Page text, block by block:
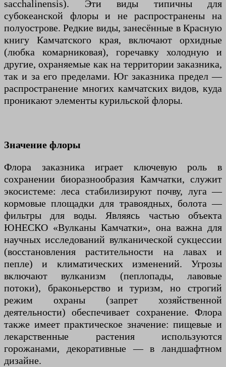
sacchalinensis). Эти виды типичны для
субокеанской флоры и не распространены на
полуострове. Редкие виды, занесённые в Красную
книгу Камчатского края, включают орхидные
(любка комарниковая), горечавку холодную и
другие, охраняемые как на территории заказника,
так и за его пределами. Юг заказника предел —
распространение многих камчатских видов, куда
проникают элементы курильской флоры.
Значение флоры
Флора заказника играет ключевую роль в
сохранении биоразнообразия Камчатки, служит
экосистеме: леса стабилизируют почву, луга —
кормовые площадки для травоядных, болота —
фильтры для воды. Являясь частью объекта
ЮНЕСКО «Вулканы Камчатки», она важна для
научных исследований вулканической сукцессии
(восстановления растительности на лавах и
пепле) и климатических изменений. Угрозы
включают вулканизм (пеплопады, лавовые
потоки), браконьерство и туризм, но строгий
режим охраны (запрет хозяйственной
деятельности) обеспечивает сохранение. Флора
также имеет практическое значение: пищевые и
лекарственные растения используются
горожанами, декоративные — в ландшафтном
дизайне.